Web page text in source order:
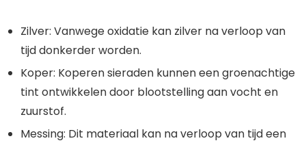
Zilver: Vanwege oxidatie kan zilver na verloop van
tijd donkerder worden.
Koper: Koperen sieraden kunnen een groenachtige
tint ontwikkelen door blootstelling aan vocht en
zuurstof.
Messing: Dit materiaal kan na verloop van tijd een